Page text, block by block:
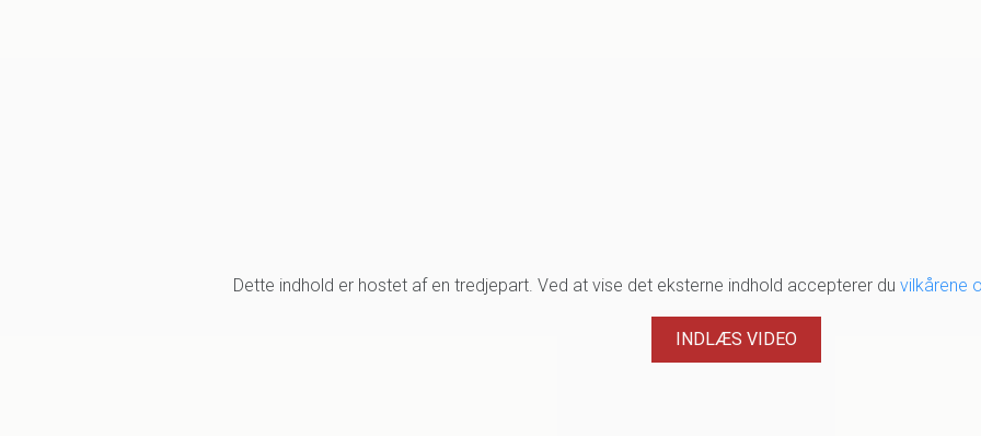
Dette indhold er hostet af en tredjepart. Ved at vise det eksterne indhold accepterer du vilkårene
INDLÆS VIDEO